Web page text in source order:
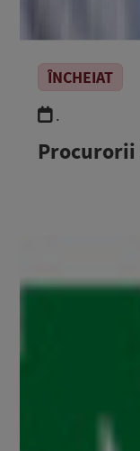
ÎNCHEIAT
.
Procurorii